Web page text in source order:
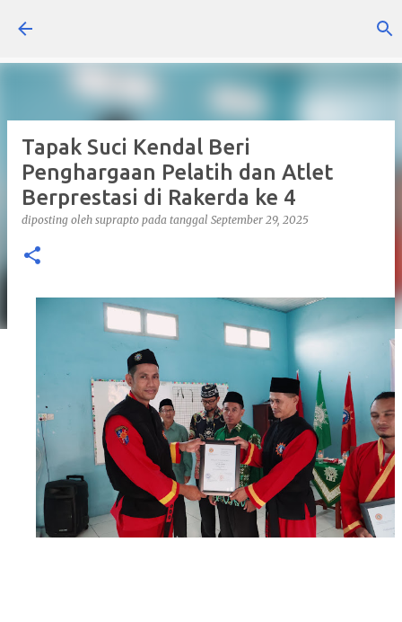
Tapak Suci Kendal Beri
Penghargaan Pelatih dan Atlet
Berprestasi di Rakerda ke 4
diposting oleh suprapto pada tanggal September 29, 2025